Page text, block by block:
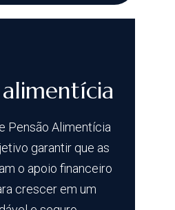
alimentícia
Pensão Alimentícia
garantir que as
o apoio financeiro
crescer em um